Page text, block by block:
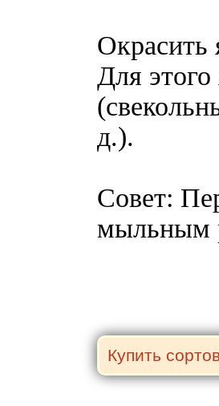
Окрасить
Для
д.).
Совет:
мыльным